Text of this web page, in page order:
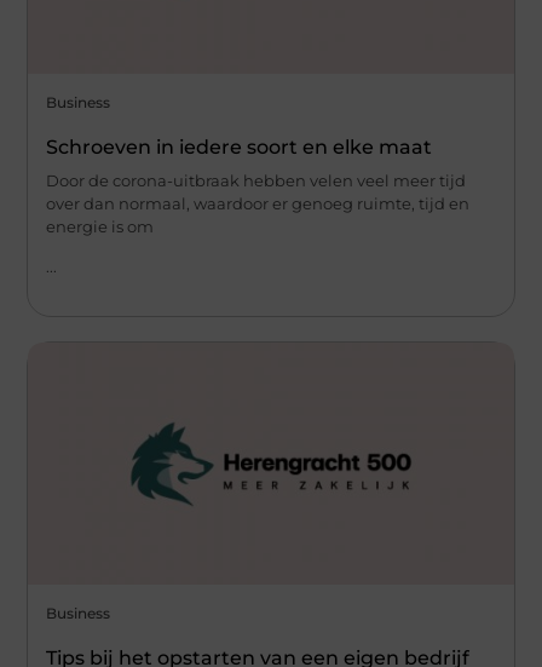
Business
Schroeven in iedere soort en elke maat
Door de corona-uitbraak hebben velen veel meer tijd
over dan normaal, waardoor er genoeg ruimte, tijd en
energie is om
...
Business
Tips bij het opstarten van een eigen bedrijf